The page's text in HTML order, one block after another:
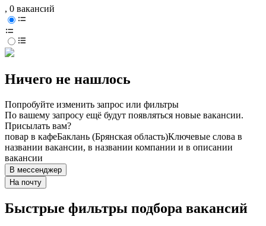
, 0 вакансий
Ничего не нашлось
Попробуйте изменить запрос или фильтры
По вашему запросу ещё будут появляться новые вакансии.
Присылать вам?
повар в кафеБаклань (Брянская область)Ключевые слова в
названии вакансии, в названии компании и в описании
вакансии
В мессенджер
На почту
Быстрые фильтры подбора вакансий